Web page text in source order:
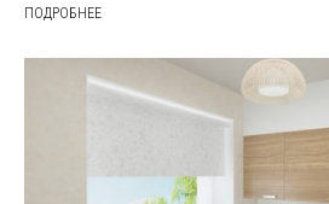
ПОДРОБНЕЕ